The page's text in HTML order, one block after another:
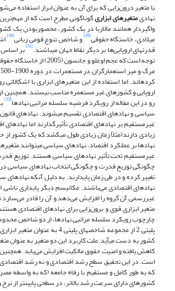
با متغیر درون‌زایی که برای آن به عنوان ابراز استفاده
نهادیمتغیرهای ابزاریگوناگونی مطرح است که از
واگیردار همانند مالاریا در یک کشور، محصور­بودن
میلادی، خاستگاه حقوقی[29] و شاخص تنوع قومی زبانی[30]
قدرت­های اروپایی‌ها بر دیگر نقاط جهان می­باشند.[31] بر اساس
توجه است که عجم اوغلو و جانسون (2005) از خاستگاه حقوقی (که توسط لاپورتا و همکارانش،
کرده­اند. اما استفاده از این متغیرهای ابزاری با
اروپایی و کشورهای غیر مستعمره مناسب نیستند. همچنین
رو در این مقاله از رویکرد فرضیه سلسله مراتبی نهادها[33]
سیاسی و نهادهای اقتصادی تقسیم می­شوند. نهادهای
غیرمستقیم بر نهادهای اقتصادی تأثیرگذارند اما
زیادی دارند(مثلاً زمان زیادی طول می­کشد که یک کشور از
نهادها بر عملکرد اقتصاد، نهادهای سیاسی می­توانند
غیرمستقیم تحت تأثیر نهادهای سیاسی هستند. توزیع
چگونگی توزیع قدرت و چگونگی انتخاب نهادهای سیاسی در
تغییر کرده و در طی زمان پایدارند. به دلیل آنکه
نهادهای اقتصادی می‌باشند. مکانیسم دیگر پایداری
غیررسمی آن گروه را افزایش می‌دهد و آن را قادر می‌سازد
متغیر ابزاری قوی و برون‌زایی برای نهادهای اقتصادی
کشور به دست می­آید.علت کاربرد این دو متغیر به عنوان
کاهش یافته و امنیت حقوق مالکیت افزایش می‌یابد. همچنین
است. در این تحقیق سطح رشد اقتصادی و نه رشد
که به طور کامل و مستقیم با رفاه جامعه (که به واسطه
کشورهای دارای سرعت رشد بالاتر، در سطحی پایین­تر از